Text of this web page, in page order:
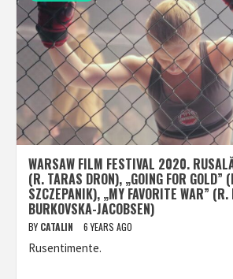
WARSAW FILM FESTIVAL 2020.
(R. TARAS DRON), „GOING FOR GOLD”
SZCZEPANIK), „MY FAVORITE WAR” (R.
BURKOVSKA-JACOBSEN)
BY CATALIN 6 YEARS AGO
Rusentimente.